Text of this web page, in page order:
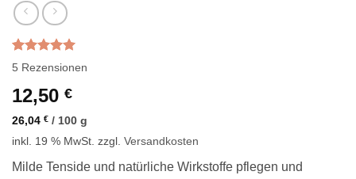
Bewertet
von 5,
basierend
auf
5
Kundenbewertungen
5 Rezensionen
12,50 €
26,04 € / 100 g
inkl. 19 % MwSt. zzgl. Versandkosten
Milde Tenside und natürliche Wirkstoffe pflegen und